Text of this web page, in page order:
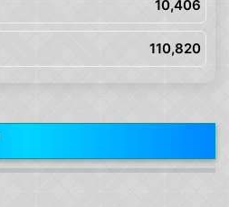
10,406
110,820